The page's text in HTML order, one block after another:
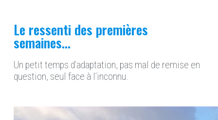
Le ressenti des premières
semaines...
Un petit temps d’adaptation, pas mal de remise en
question, seul face à l’inconnu.